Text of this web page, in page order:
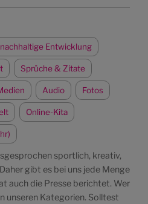
Entwicklung
Sprüche & Zitate
Audio Fotos
Online-Kita
sportlich, kreativ,
gibt es bei uns jede Menge
auch die Presse berichtet. Wer
unseren Kategorien. Solltest